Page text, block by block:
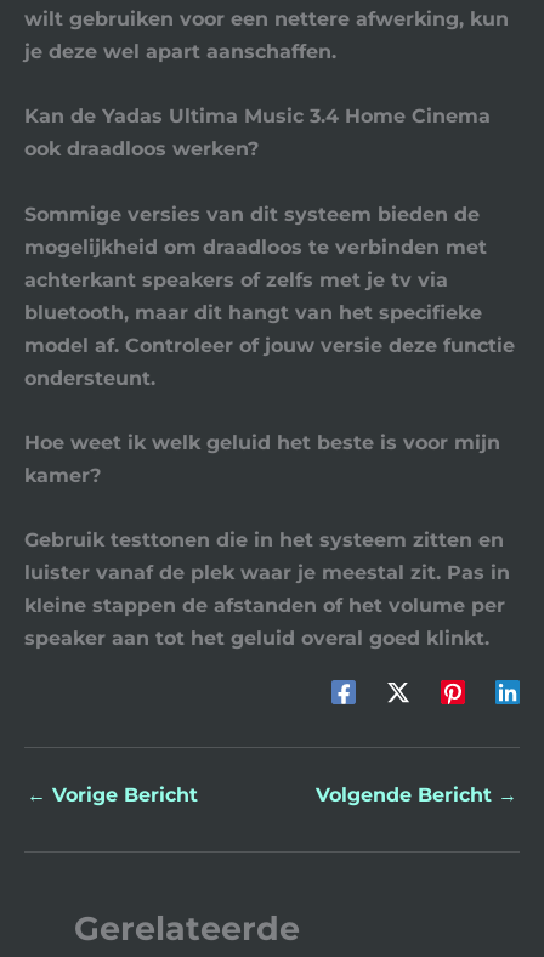
wilt gebruiken voor een nettere afwerking, kun
je deze wel apart aanschaffen.
Kan de Yadas Ultima Music 3.4 Home Cinema
ook draadloos werken?
Sommige versies van dit systeem bieden de
mogelijkheid om draadloos te verbinden met
achterkant speakers of zelfs met je tv via
bluetooth, maar dit hangt van het specifieke
model af. Controleer of jouw versie deze functie
ondersteunt.
Hoe weet ik welk geluid het beste is voor mijn
kamer?
Gebruik testtonen die in het systeem zitten en
luister vanaf de plek waar je meestal zit. Pas in
kleine stappen de afstanden of het volume per
speaker aan tot het geluid overal goed klinkt.
← Vorige Bericht Volgende Bericht →
Gerelateerde